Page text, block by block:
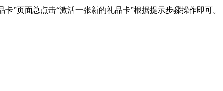
”页面总点击“激活一张新的礼品卡”根据提示步骤操作即可。